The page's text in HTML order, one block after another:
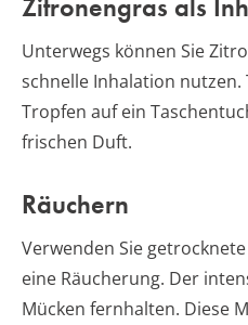
Unterwegs können Sie
schnelle Inhalation nutzen.
Tropfen auf ein
frischen Duft.
Räuchern
Verwenden Sie
eine Räucherung. Der
Mücken fernhalten. Diese